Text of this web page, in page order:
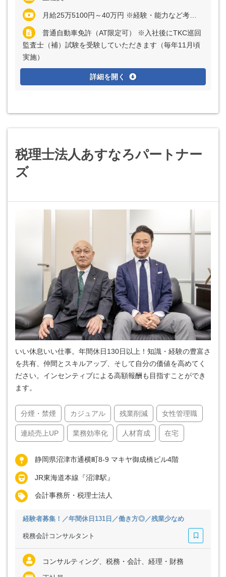
月給25万5100円～40万円 ※経験・能力など考慮の上、決定いたします ※上記に固定残業代（月20～40時間分＝2万8500円～8万5500円）を含む ※超過分は別途全額支給
普通自動車免許（AT限定可） ※入社後にTKC巡回
監査士（補）試験を受験していただきます（毎年11月頃
実施）
詳細を開く
税理士法人あすなろパートナー
ズ
いい休息いい仕事。年間休日130日以上！知識・経験の豊富さ
を共有、仲間とスキルアップ、そして自分の価値を高めてく
ださい。インセンティブによる高額報酬も目指すことができ
ます。
分煙・禁煙 カジュアル 残業削減 女性管理職
連続売上UP 業務効率化 人材育成 在宅
静岡県沼津市通横町8-9 マキヤ御成橋ビル4階
JR東海道本線『沼津駅』
会計事務所・税理士法人
経験者募集！／年間休日131日／働き方◎／残業少なめ
税務会計コンサルタント
コンサルティング、税務・会計、経理・財務